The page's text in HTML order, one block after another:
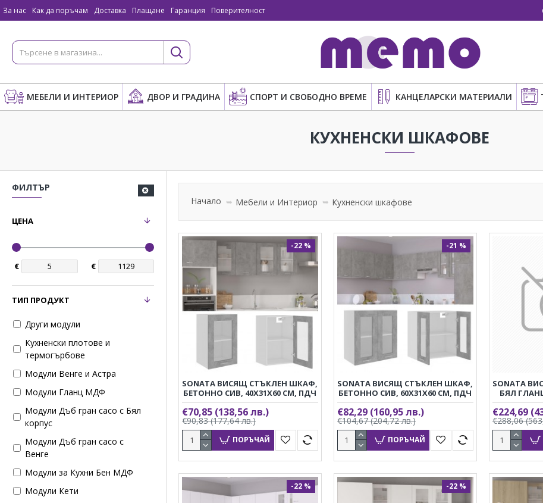
За нас Как да поръчам Доставка Плащане Гаранция Поверителност
МЕБЕЛИ И ИНТЕРИОР ДВОР И ГРАДИНА СПОРТ И СВОБОДНО ВРЕМЕ КАНЦЕЛАРСКИ МАТЕРИАЛИ
КУХНЕНСКИ ШКАФОВЕ
ФИЛТЪР
ЦЕНА
€ €
ТИП ПРОДУКТ
Други модули
Кухненски плотове и
термогърбове
Модули Венге и Астра
Модули Гланц МДФ
Модули Дъб гран сасо с Бял
корпус
Модули Дъб гран сасо с
Венге
Модули за Кухни Бен МДФ
Модули Кети
Начало Мебели и Интериор Кухненски шкафове
-22 %
SONATA ВИСЯЩ СТЪКЛЕН ШКАФ,
БЕТОННО СИВ, 40X31X60 СМ, ПДЧ
€70,85 (138,56 лв.)
€90,83(177,64 лв.)
ПОРЪЧАЙ
-21 %
SONATA ВИСЯЩ СТЪКЛЕН ШКАФ,
БЕТОННО СИВ, 60X31X60 СМ, ПДЧ
€82,29 (160,95 лв.)
€104,67(204,72 лв.)
ПОРЪЧАЙ
SONATA
БЯЛ
€224,69
€288,06
-22 % -22 %